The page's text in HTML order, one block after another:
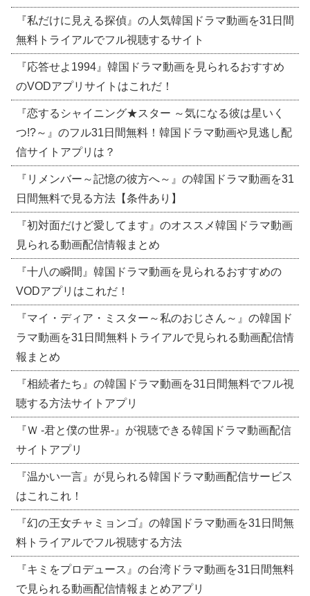
『私だけに見える探偵』の人気韓国ドラマ動画を31日間
無料トライアルでフル視聴するサイト
『応答せよ1994』韓国ドラマ動画を見られるおすすめ
のVODアプリサイトはこれだ！
『恋するシャイニング★スター ～気になる彼は星いく
つ!?～』のフル31日間無料！韓国ドラマ動画や見逃し配
信サイトアプリは？
『リメンバー～記憶の彼方へ～』の韓国ドラマ動画を31
日間無料で見る方法【条件あり】
『初対面だけど愛してます』のオススメ韓国ドラマ動画
見られる動画配信情報まとめ
『十八の瞬間』韓国ドラマ動画を見られるおすすめの
VODアプリはこれだ！
『マイ・ディア・ミスター～私のおじさん～』の韓国ド
ラマ動画を31日間無料トライアルで見られる動画配信情
報まとめ
『相続者たち』の韓国ドラマ動画を31日間無料でフル視
聴する方法サイトアプリ
『Ｗ -君と僕の世界-』が視聴できる韓国ドラマ動画配信
サイトアプリ
『温かい一言』が見られる韓国ドラマ動画配信サービス
はこれこれ！
『幻の王女チャミョンゴ』の韓国ドラマ動画を31日間無
料トライアルでフル視聴する方法
『キミをプロデュース』の台湾ドラマ動画を31日間無料
で見られる動画配信情報まとめアプリ